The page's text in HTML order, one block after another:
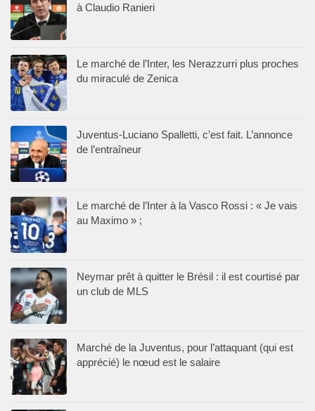
à Claudio Ranieri
Le marché de l’Inter, les Nerazzurri plus proches
du miraculé de Zenica
Juventus-Luciano Spalletti, c’est fait. L’annonce
de l’entraîneur
Le marché de l’Inter à la Vasco Rossi : « Je vais
au Maximo » ;
Neymar prêt à quitter le Brésil : il est courtisé par
un club de MLS
Marché de la Juventus, pour l’attaquant (qui est
apprécié) le nœud est le salaire